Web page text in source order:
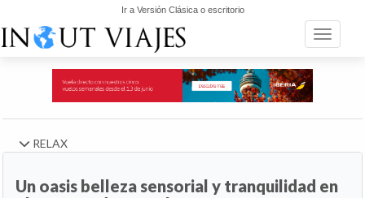
Ir a Versión Clásica o escritorio
Toggle
RELAX
Un oasis belleza sensorial y tranquilidad en